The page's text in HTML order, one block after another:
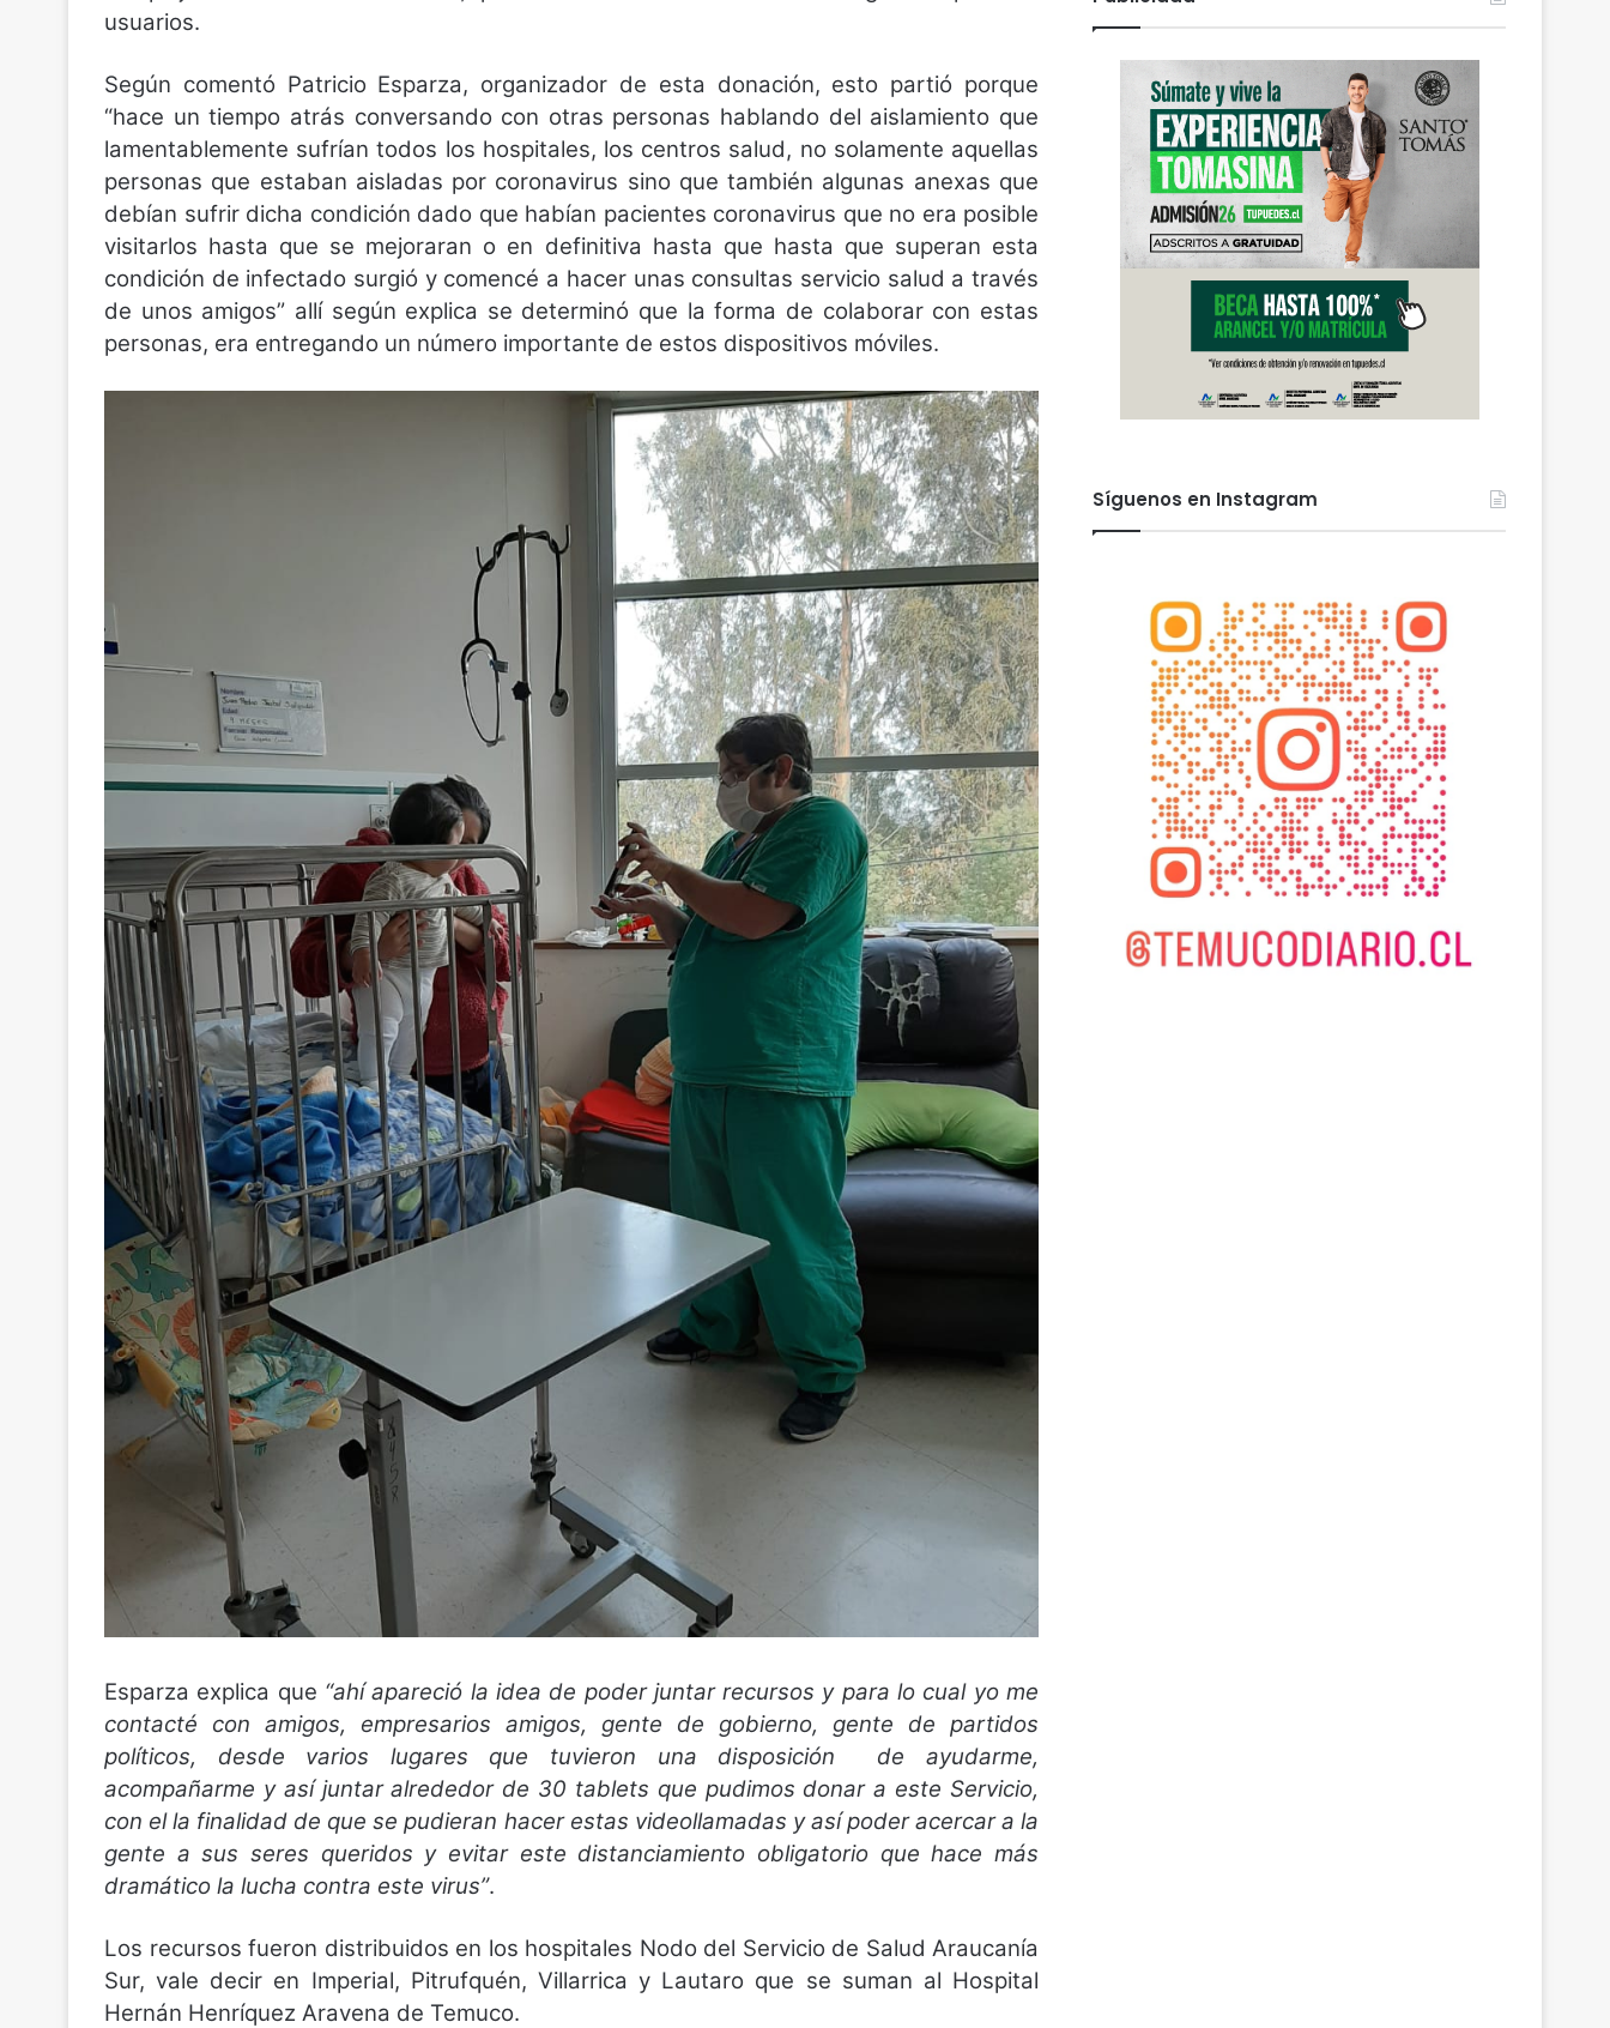
usuarios.
Según comentó Patricio Esparza, organizador de esta donación, esto partió porque
“hace un tiempo atrás conversando con otras personas hablando del aislamiento que
lamentablemente sufrían todos los hospitales, los centros salud, no solamente aquellas
personas que estaban aisladas por coronavirus sino que también algunas anexas que
debían sufrir dicha condición dado que habían pacientes coronavirus que no era posible
visitarlos hasta que se mejoraran o en definitiva hasta que hasta que superan esta
condición de infectado surgió y comencé a hacer unas consultas servicio salud a través
de unos amigos” allí según explica se determinó que la forma de colaborar con estas
personas, era entregando un número importante de estos dispositivos móviles.
Esparza explica que “ahí apareció la idea de poder juntar recursos y para lo cual yo me
contacté con amigos, empresarios amigos, gente de gobierno, gente de partidos
políticos, desde varios lugares que tuvieron una disposición de ayudarme,
acompañarme y así juntar alrededor de 30 tablets que pudimos donar a este Servicio,
con el la finalidad de que se pudieran hacer estas videollamadas y así poder acercar a la
gente a sus seres queridos y evitar este distanciamiento obligatorio que hace más
dramático la lucha contra este virus”.
Los recursos fueron distribuidos en los hospitales Nodo del Servicio de Salud Araucanía
Sur, vale decir en Imperial, Pitrufquén, Villarrica y Lautaro que se suman al Hospital
Hernán Henríquez Aravena de Temuco.
Síguenos en Instagram